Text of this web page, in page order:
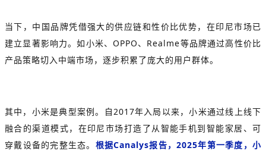
当下，中国品牌凭借强大的供应链和性价比优势，在印尼市场已
建立显著影响力。如小米、OPPO、Realme等品牌通过高性价比
产品策略切入中端市场，逐步积累了庞大的用户群体。
其中，小米是典型案例。自2017年入局以来，小米通过线上线下
融合的渠道模式，在印尼市场打造了从智能手机到智能家居、可
穿戴设备的完整生态。 根据Canalys报告，2025年第一季度，小